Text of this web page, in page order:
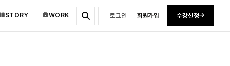
STORY WORK 로그인 회원가입 수강신청